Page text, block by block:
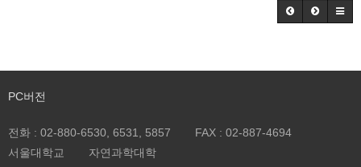
PC버전
전화 : 02-880-6530, 6531, 5857 FAX : 02-887-4694
서울대학교
자연과학대학